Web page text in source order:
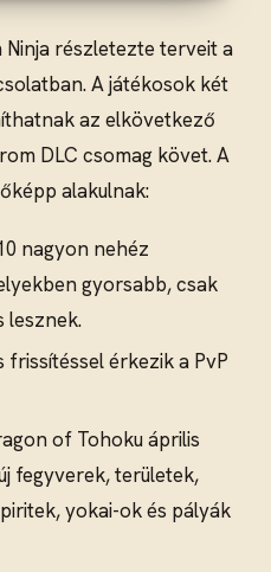
Ninja részletezte terveit a
A játékosok két
az elkövetkező
DLC csomag követ. A
alakulnak:
nagyon nehéz
gyorsabb, csak
lesznek.
frissítéssel érkezik a PvP
of Tohoku április
fegyverek, területek,
yokai-ok és pályák